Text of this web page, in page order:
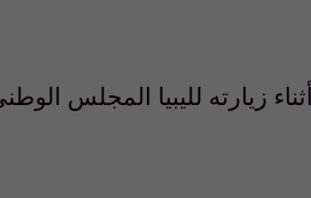
زيارته لليبيا المجلس